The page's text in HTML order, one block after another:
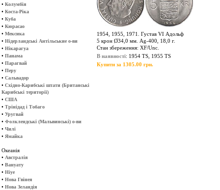
• Колумбія
• Коста-Ріка
• Куба
• Кюрасао
• Мексика
• Нідерландські Антільськие о-ви
• Нікарагуа
• Панама
• Парагвай
• Перу
• Сальвадор
• Східно-Карибські штати (Британські
Карибські території)
• США
• Трінідад і Тобаго
• Уругвай
• Фолклендські (Мальвинські) о-ви
• Чилі
• Ямайка
Океанія
• Австралія
• Вануату
• Ніуе
• Нова Гвінея
• Нова Зеландія
1954, 1955, 1971. Густав VI Адольф
5 крон Ø34,0 мм. Ag-400, 18,0 г.
Стан збереження: XF/Unc.
В наявності: 1954 TS, 1955 TS
Купити за 1305.00 грн.